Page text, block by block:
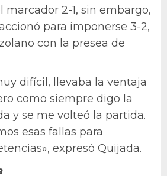
marcador 2-1, sin embargo,
para imponerse 3-2,
con la presea de
difícil, llevaba la ventaja
como siempre digo la
y se me volteó la partida.
esas fallas para
expresó Quijada.